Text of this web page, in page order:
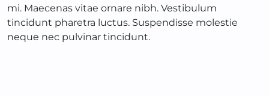
mi. Maecenas vitae ornare nibh. Vestibulum
tincidunt pharetra luctus. Suspendisse molestie
neque nec pulvinar tincidunt.